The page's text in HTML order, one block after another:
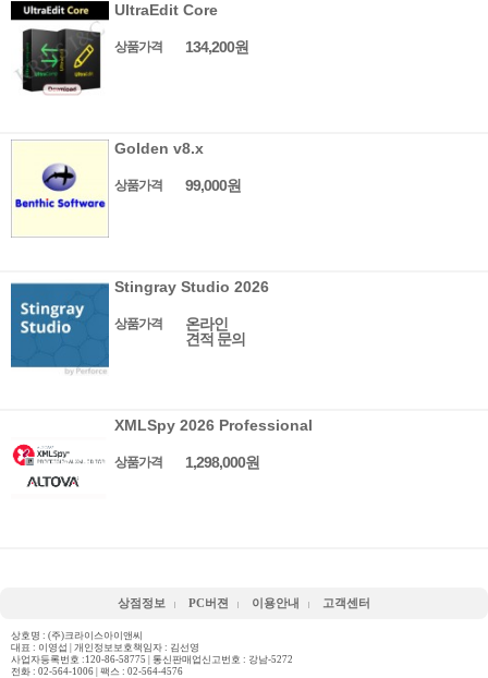
UltraEdit Core
상품가격 134,200원
Golden v8.x
상품가격 99,000원
Stingray Studio 2026
상품가격
온라인
견적 문의
XMLSpy 2026 Professional
상품가격 1,298,000원
상점정보 PC버젼 이용안내 고객센터
상호명 : (주)크라이스아이앤씨
대표 : 이영섭 | 개인정보보호책임자 : 김선영
사업자등록번호 :120-86-58775 | 통신판매업신고번호 : 강남-5272
전화 : 02-564-1006 | 팩스 : 02-564-4576